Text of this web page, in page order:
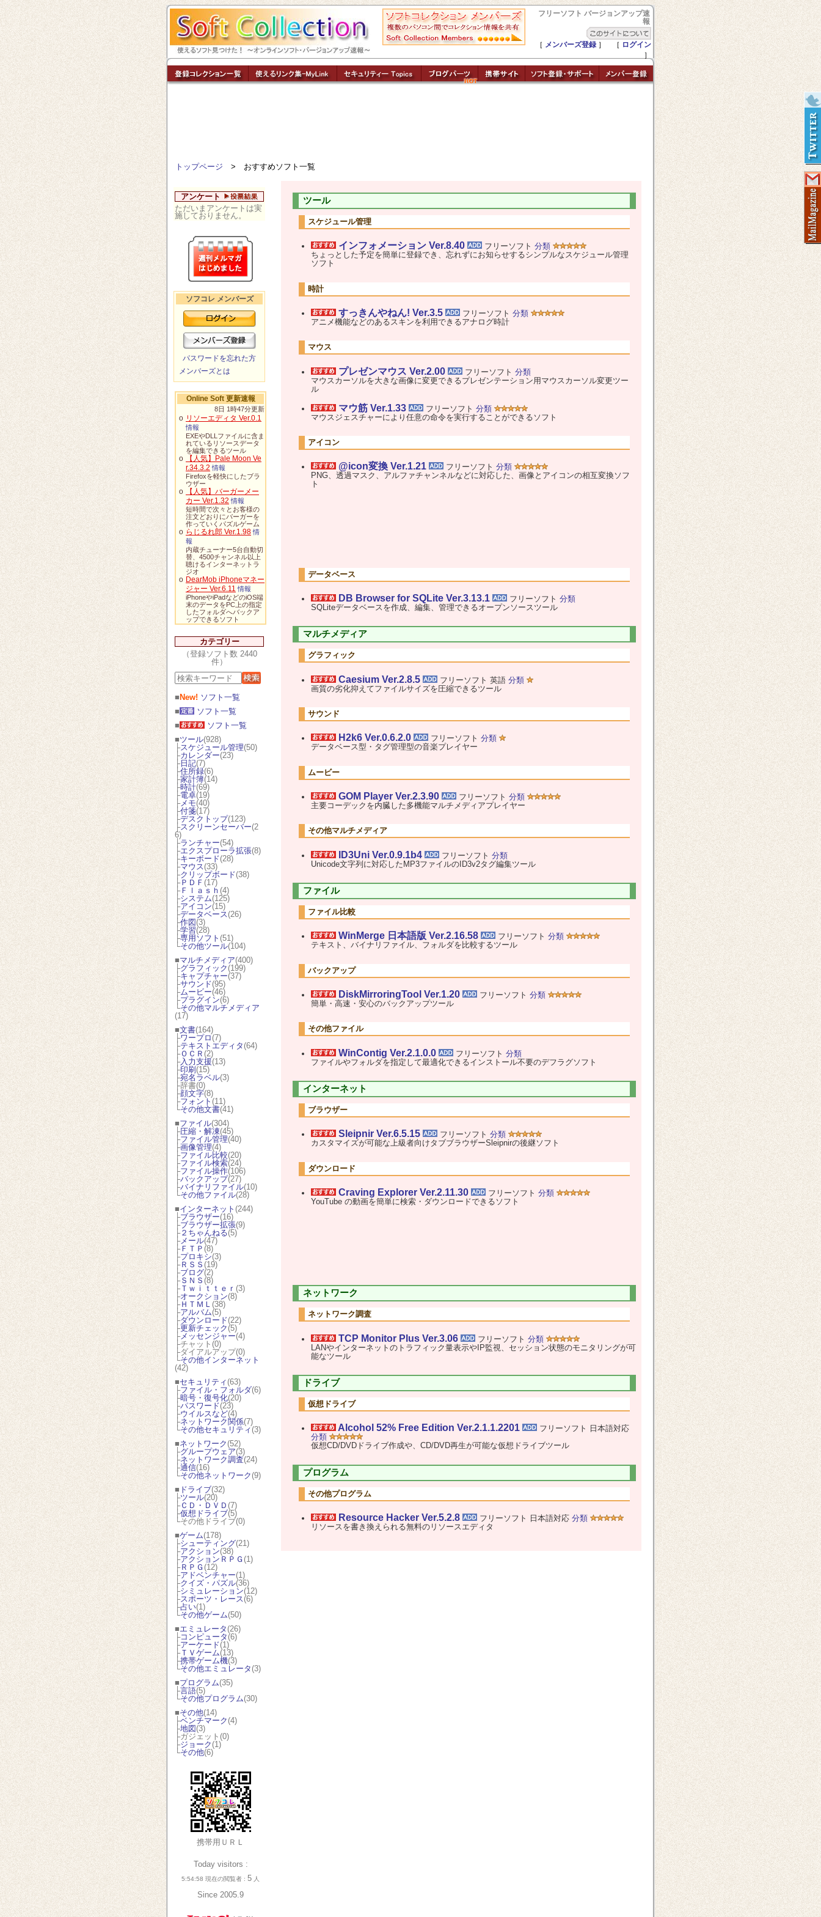
フリーソフト バージョンアップ速
報
［ メンバーズ登録 ］ ［ ログイン
］
トップページ > おすすめソフト一覧
アンケート
ただいまアンケートは実
施しておりません。
ソフコレ メンバーズ
パスワードを忘れた方
メンバーズとは
Online Soft 更新速報
8日 1時47分更新
o リソーエディタ Ver.0.1
情報
EXEやDLLファイルに含ま
れているリソースデータ
を編集できるツール
o
【人気】Pale Moon Ve
r.34.3.2 情報
Firefoxを軽快にしたブラ
ウザー
o
【人気】バーガーメー
カー Ver.1.32 情報
短時間で次々とお客様の
注文どおりにバーガーを
作っていくパズルゲーム
o らじるれ郎 Ver.1.98 情
報
内蔵チューナー5台自動切
替、4500チャンネル以上
聴けるインターネットラ
ジオ
o DearMob iPhoneマネー
ジャー Ver.6.11 情報
iPhoneやiPadなどのiOS端
末のデータをPC上の指定
したフォルダへバックア
ップできるソフト
カテゴリー
（登録ソフト数 2440
件）
■ New! ソフト一覧
■
ソフト一覧
■
ソフト一覧
■ツール(928)
├スケジュール管理(50)
├カレンダー(23)
├日記(7)
├住所録(6)
├家計簿(14)
├時計(69)
├電卓(19)
├メモ(40)
├付箋(17)
├デスクトップ(123)
├スクリーンセーバー(2
6)
├ランチャー(54)
├エクスプローラ拡張(8)
├キーボード(28)
├マウス(33)
├クリップボード(38)
├ＰＤＦ (17)
├Ｆｌａｓｈ (4)
├システム(125)
├アイコン(15)
├データベース(26)
├作図 (3)
├学習(28)
├専用ソフト (51)
└その他ツール(104)
■マルチメディア(400)
├グラフィック (199)
├キャプチャー(37)
├サウンド(95)
├ムービー(46)
├プラグイン(6)
└その他マルチメディア
(17)
■文書(164)
├ワープロ (7)
├テキストエディタ (64)
├ＯＣＲ (2)
├入力支援(13)
├印刷 (15)
├宛名ラベル(3)
├辞書(0)
├顔文字(8)
├フォント (11)
└その他文書(41)
■ファイル(304)
├圧縮・解凍(45)
├ファイル管理(40)
├画像管理(4)
├ファイル比較(20)
├ファイル検索(24)
├ファイル操作(106)
├バックアップ(27)
├バイナリファイル(10)
└その他ファイル(28)
■インターネット (244)
├ブラウザー(16)
├ブラウザー拡張(9)
├２ちゃんねる(5)
├メール(47)
├ＦＴＰ (8)
├プロキシ(3)
├ＲＳＳ (19)
├ブログ(2)
├ＳＮＳ (8)
├Ｔｗｉｔｔｅｒ (3)
├オークション(8)
├ＨＴＭＬ (38)
├アルバム(5)
├ダウンロード(22)
├更新チェック (5)
├メッセンジャー(4)
├チャット(0)
├ダイアルアップ(0)
└その他インターネット
(42)
■セキュリティ (63)
├ファイル・フォルダ(6)
├暗号・復号化(20)
├パスワード(23)
├ウイルスなど(4)
├ネットワーク関係(7)
└その他セキュリティ (3)
■ネットワーク (52)
├グループウェア(3)
├ネットワーク調査(24)
├通信(16)
└その他ネットワーク (9)
■ ドライブ(32)
├ツール(20)
├ＣＤ・ＤＶＤ (7)
├仮想ドライブ(5)
└その他ドライブ(0)
■ゲーム(178)
├シューティング(21)
├アクション(38)
├アクションＲＰＧ (1)
├ＲＰＧ (12)
├アドベンチャー(1)
├クイズ・パズル(36)
├シミュレーション(12)
├スポーツ・レース(6)
├占い(1)
└その他ゲーム(50)
■エミュレータ (26)
├コンピュータ (6)
├アーケード(1)
├ＴＶゲーム(13)
├携帯ゲーム機(3)
└その他エミュレータ (3)
■プログラム(35)
├言語(5)
└その他プログラム(30)
■その他(14)
├ベンチマーク (4)
├地図 (3)
├ガジェット(0)
├ジョーク (1)
└その他(6)
携帯用ＵＲＬ
Today visitors :
5:54:58 現在の閲覧者 : 5 人
Since 2005.9
ツール
スケジュール管理
インフォメーション Ver.8.40 フリーソフト 分類
ちょっとした予定を簡単に登録でき、忘れずにお知らせするシンプルなスケジュール管理
ソフト
時計
すっきんやねん! Ver.3.5 フリーソフト 分類
アニメ機能などのあるスキンを利用できるアナログ時計
マウス
プレゼンマウス Ver.2.00 フリーソフト 分類
マウスカーソルを大きな画像に変更できるプレゼンテーション用マウスカーソル変更ツー
ル
マウ筋 Ver.1.33 フリーソフト 分類
マウスジェスチャーにより任意の命令を実行することができるソフト
アイコン
@icon変換 Ver.1.21 フリーソフト 分類
PNG、透過マスク、アルファチャンネルなどに対応した、画像とアイコンの相互変換ソフ
ト
データベース
DB Browser for SQLite Ver.3.13.1 フリーソフト 分類
SQLiteデータベースを作成、編集、管理できるオープンソースツール
マルチメディア
グラフィック
Caesium Ver.2.8.5 フリーソフト 英語 分類
画質の劣化抑えてファイルサイズを圧縮できるツール
サウンド
H2k6 Ver.0.6.2.0 フリーソフト 分類
データベース型・タグ管理型の音楽プレイヤー
ムービー
GOM Player Ver.2.3.90 フリーソフト 分類
主要コーデックを内臓した多機能マルチメディアプレイヤー
その他マルチメディア
ID3Uni Ver.0.9.1b4 フリーソフト 分類
Unicode文字列に対応したMP3ファイルのID3v2タグ編集ツール
ファイル
ファイル比較
WinMerge 日本語版 Ver.2.16.58 フリーソフト 分類
テキスト、バイナリファイル、フォルダを比較するツール
バックアップ
DiskMirroringTool Ver.1.20 フリーソフト 分類
簡単・高速・安心のバックアップツール
その他ファイル
WinContig Ver.2.1.0.0 フリーソフト 分類
ファイルやフォルダを指定して最適化できるインストール不要のデフラグソフト
インターネット
ブラウザー
Sleipnir Ver.6.5.15 フリーソフト 分類
カスタマイズが可能な上級者向けタブブラウザーSleipnirの後継ソフト
ダウンロード
Craving Explorer Ver.2.11.30 フリーソフト 分類
YouTube の動画を簡単に検索・ダウンロードできるソフト
ネットワーク
ネットワーク調査
TCP Monitor Plus Ver.3.06 フリーソフト 分類
LANやインターネットのトラフィック量表示やIP監視、セッション状態のモニタリングが可
能なツール
ドライブ
仮想ドライブ
Alcohol 52% Free Edition Ver.2.1.1.2201
フリーソフト 日本語対応
分類
仮想CD/DVDドライブ作成や、CD/DVD再生が可能な仮想ドライブツール
プログラム
その他プログラム
Resource Hacker Ver.5.2.8 フリーソフト 日本語対応 分類
リソースを書き換えられる無料のリソースエディタ